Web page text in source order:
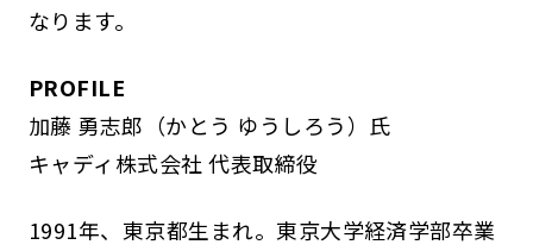
なります。
PROFILE
加藤 勇志郎（かとう ゆうしろう）氏
キャディ株式会社 代表取締役
1991年、東京都生まれ。東京大学経済学部卒業